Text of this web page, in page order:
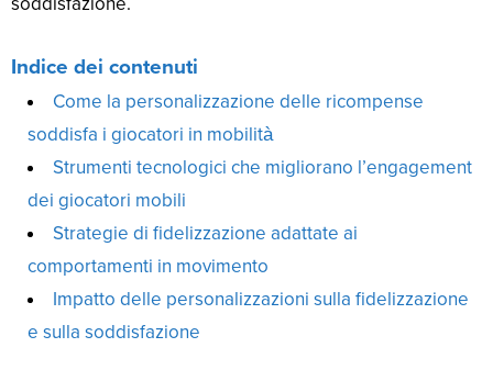
Indice dei contenuti
Come la personalizzazione delle ricompense
soddisfa i giocatori in mobilità
Strumenti tecnologici che migliorano l’engagement
dei giocatori mobili
Strategie di fidelizzazione adattate ai
comportamenti in movimento
Impatto delle personalizzazioni sulla fidelizzazione
e sulla soddisfazione